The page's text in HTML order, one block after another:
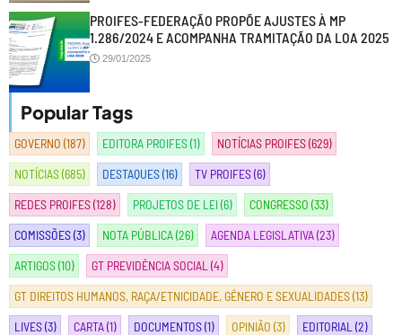
PROIFES-FEDERAÇÃO PROPÕE AJUSTES À MP
1.286/2024 E ACOMPANHA TRAMITAÇÃO DA LOA 2025
29/01/2025
Popular Tags
GOVERNO (187) EDITORA PROIFES(1) NOTÍCIAS PROIFES(629)
NOTÍCIAS(685) DESTAQUES(16) TV PROIFES(6)
REDES PROIFES(128) PROJETOS DE LEI(6) CONGRESSO (33)
COMISSÕES(3) NOTA PÚBLICA(26) AGENDA LEGISLATIVA(23)
ARTIGOS(10) GT PREVIDÊNCIA SOCIAL (4)
GT DIREITOS HUMANOS, RAÇA/ETNICIDADE, GÊNERO E SEXUALIDADES(13)
LIVES(3) CARTA(1) DOCUMENTOS(1) OPINIÃO (3) EDITORIAL (2)